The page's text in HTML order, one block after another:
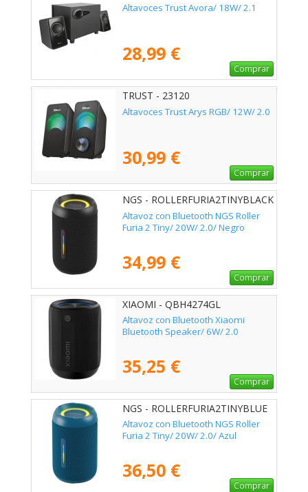
Altavoces Trust Avora/ 18W/ 2.1
28,99 €
Comprar
TRUST - 23120
Altavoces Trust Arys RGB/ 12W/ 2.0
30,99 €
Comprar
NGS - ROLLERFURIA2TINYBLACK
Altavoz con Bluetooth NGS Roller
Furia 2 Tiny/ 20W/ 2.0/ Negro
34,99 €
Comprar
XIAOMI - QBH4274GL
Altavoz con Bluetooth Xiaomi
Bluetooth Speaker/ 6W/ 2.0
35,25 €
Comprar
NGS - ROLLERFURIA2TINYBLUE
Altavoz con Bluetooth NGS Roller
Furia 2 Tiny/ 20W/ 2.0/ Azul
36,50 €
Comprar